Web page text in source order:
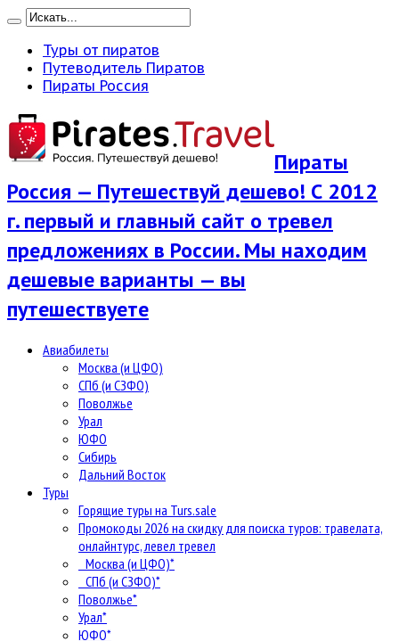
Туры от пиратов
Путеводитель Пиратов
Пираты Россия
Пираты
Россия — Путешествуй дешево! С 2012
г. первый и главный сайт о тревел
предложениях в России. Мы находим
дешевые варианты — вы
путешествуете
Авиабилеты
Москва (и ЦФО)
СПб (и СЗФО)
Поволжье
Урал
ЮФО
Сибирь
Дальний Восток
Туры
Горящие туры на Turs.sale
Промокоды 2026 на скидку для поиска туров: травелата,
онлайнтурс, левел тревел
Москва (и ЦФО)*
СПб (и СЗФО)*
Поволжье*
Урал*
ЮФО*